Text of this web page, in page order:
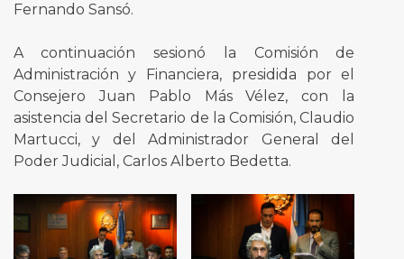
Fernando Sansó.
A continuación sesionó la Comisión de
Administración y Financiera, presidida por el
Consejero Juan Pablo Más Vélez, con la
asistencia del Secretario de la Comisión, Claudio
Martucci, y del Administrador General del
Poder Judicial, Carlos Alberto Bedetta.